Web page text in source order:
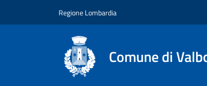
Regione Lombardia
Comune di